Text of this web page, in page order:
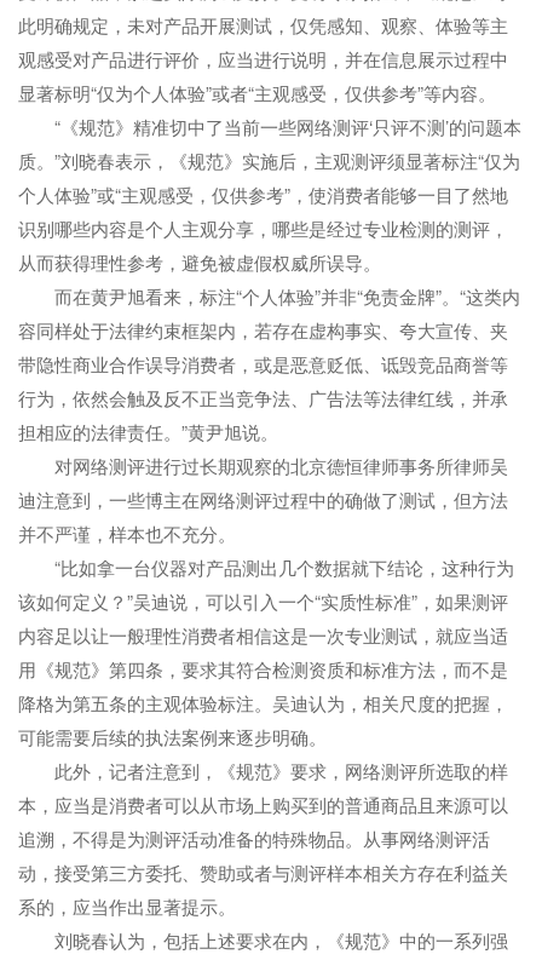
此明确规定，未对产品开展测试，仅凭感知、观察、体验等主
观感受对产品进行评价，应当进行说明，并在信息展示过程中
显著标明“仅为个人体验”或者“主观感受，仅供参考”等内容。
“《规范》精准切中了当前一些网络测评‘只评不测’的问题本
质。”刘晓春表示，《规范》实施后，主观测评须显著标注“仅为
个人体验”或“主观感受，仅供参考”，使消费者能够一目了然地
识别哪些内容是个人主观分享，哪些是经过专业检测的测评，
从而获得理性参考，避免被虚假权威所误导。
而在黄尹旭看来，标注“个人体验”并非“免责金牌”。“这类内
容同样处于法律约束框架内，若存在虚构事实、夸大宣传、夹
带隐性商业合作误导消费者，或是恶意贬低、诋毁竞品商誉等
行为，依然会触及反不正当竞争法、广告法等法律红线，并承
担相应的法律责任。”黄尹旭说。
对网络测评进行过长期观察的北京德恒律师事务所律师吴
迪注意到，一些博主在网络测评过程中的确做了测试，但方法
并不严谨，样本也不充分。
“比如拿一台仪器对产品测出几个数据就下结论，这种行为
该如何定义？”吴迪说，可以引入一个“实质性标准”，如果测评
内容足以让一般理性消费者相信这是一次专业测试，就应当适
用《规范》第四条，要求其符合检测资质和标准方法，而不是
降格为第五条的主观体验标注。吴迪认为，相关尺度的把握，
可能需要后续的执法案例来逐步明确。
此外，记者注意到，《规范》要求，网络测评所选取的样
本，应当是消费者可以从市场上购买到的普通商品且来源可以
追溯，不得是为测评活动准备的特殊物品。从事网络测评活
动，接受第三方委托、赞助或者与测评样本相关方存在利益关
系的，应当作出显著提示。
刘晓春认为，包括上述要求在内，《规范》中的一系列强